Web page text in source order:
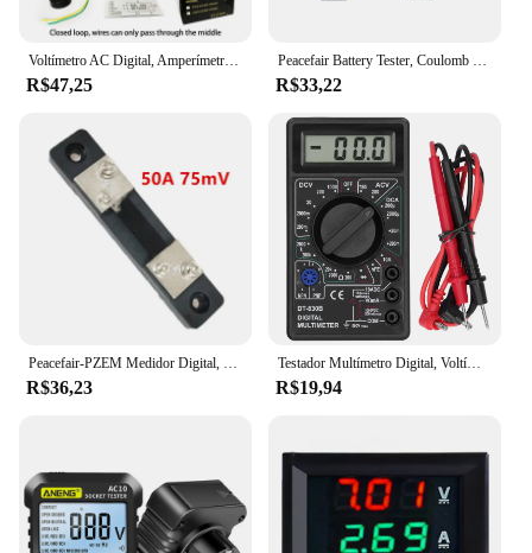
Voltímetro AC Digital, Amperímetro com Temporizador Reset Função, Eletricidade Cumulativa, Medidor de Energia, Capacidade Atual Tester, 50 a 300V
R$47,25
Peacefair Battery Tester, Coulomb Counter Meter, Indicador de Capacidade da Bateria, Amperímetro, Voltímetro, DC 0-200V, 50A
R$33,22
Peacefair-PZEM Medidor Digital, Tensão e Corrente, Detector de Energia, Multímetro Automotivo, Voltímetro, Amperímetro, DC 6.5-100V, 20A, 50A, 100A
R$36,23
Testador Multímetro Digital, Voltímetro Elétrico, Amperímetro, Portátil, Multi Medidor, Bateria de Carro, Testador de Circuito, DT830B
R$19,94